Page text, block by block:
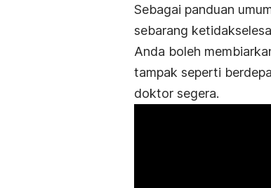
Sebagai panduan
sebarang
Anda boleh
tampak seperti
doktor segera.